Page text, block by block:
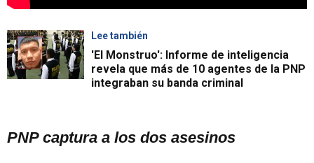
Lee también
'El Monstruo': Informe de inteligencia
revela que más de 10 agentes de la PNP
integraban su banda criminal
PNP captura a los dos asesinos